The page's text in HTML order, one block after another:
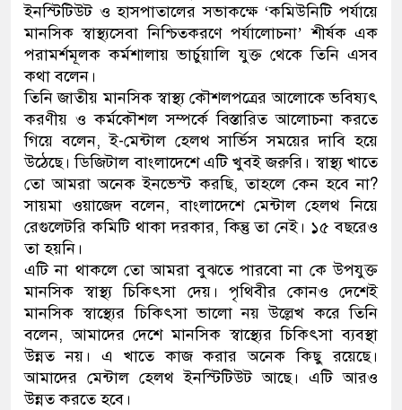
ইনস্টিটিউট ও হাসপাতালের সভাকক্ষে ‘কমিউনিটি পর্যায়ে
মানসিক স্বাস্থ্যসেবা নিশ্চিতকরণে পর্যালোচনা’ শীর্ষক এক
পরামর্শমূলক কর্মশালায় ভার্চুয়ালি যুক্ত থেকে তিনি এসব
কথা বলেন।
তিনি জাতীয় মানসিক স্বাস্থ্য কৌশলপত্রের আলোকে ভবিষ্যৎ
করণীয় ও কর্মকৌশল সম্পর্কে বিস্তারিত আলোচনা করতে
গিয়ে বলেন, ই-মেন্টাল হেলথ সার্ভিস সময়ের দাবি হয়ে
উঠেছে। ডিজিটাল বাংলাদেশে এটি খুবই জরুরি। স্বাস্থ্য খাতে
তো আমরা অনেক ইনভেস্ট করছি, তাহলে কেন হবে না?
সায়মা ওয়াজেদ বলেন, বাংলাদেশে মেন্টাল হেলথ নিয়ে
রেগুলেটরি কমিটি থাকা দরকার, কিন্তু তা নেই। ১৫ বছরেও
তা হয়নি।
এটি না থাকলে তো আমরা বুঝতে পারবো না কে উপযুক্ত
মানসিক স্বাস্থ্য চিকিৎসা দেয়। পৃথিবীর কোনও দেশেই
মানসিক স্বাস্থ্যের চিকিৎসা ভালো নয় উল্লেখ করে তিনি
বলেন, আমাদের দেশে মানসিক স্বাস্থ্যের চিকিৎসা ব্যবস্থা
উন্নত নয়। এ খাতে কাজ করার অনেক কিছু রয়েছে।
আমাদের মেন্টাল হেলথ ইনস্টিটিউট আছে। এটি আরও
উন্নত করতে হবে।